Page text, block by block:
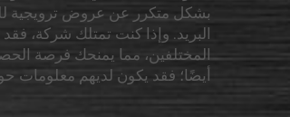
بشكل متكرر عن عروض ترويجية
البريد. وإذا كنت تمتلك شركة،
المختلفين، مما يمنحك فرصة
أيضًا؛ فقد يكون لديهم معلومات